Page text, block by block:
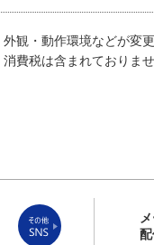
観・動作環境などが変
費税は含まれておりませ